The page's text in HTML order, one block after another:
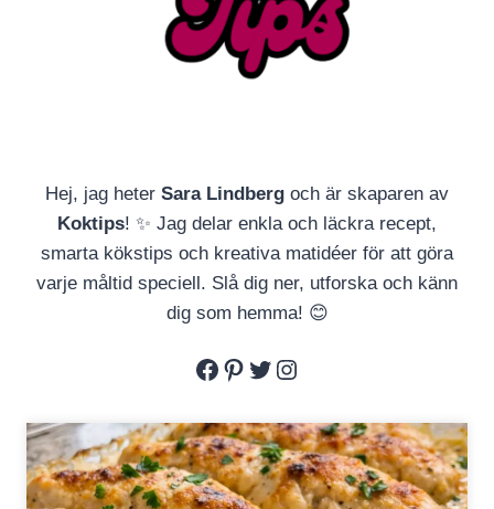
Hej, jag heter Sara Lindberg och är skaparen av
Koktips! ✨ Jag delar enkla och läckra recept,
smarta kökstips och kreativa matidéer för att göra
varje måltid speciell. Slå dig ner, utforska och känn
dig som hemma! 😊
Facebook
Pinterest
Twitter
Instagram